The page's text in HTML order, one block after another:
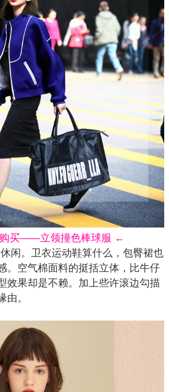
买——立领撞色棒球服 ←
。卫衣运动鞋算什么，包臀裙也
。空气棉面料的挺括立体，比牛仔
效果却是不赖。加上些许滚边勾描
由。